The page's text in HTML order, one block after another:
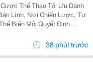
Thể Thao Tối Ưu Dành
Lĩnh, Nơi Chiến Lược, Tư
Biến Mỗi Quyết Định
Dội. Đây Không Chỉ Là
Thích Cá Cược, Mà Còn
38 phút trước